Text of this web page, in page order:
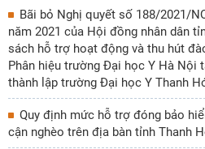
Bãi bỏ Nghị quyết số 188/2021/
năm 2021 của Hội đồng nhân dân
sách hỗ trợ hoạt động và thu hút
Phân hiệu trường Đại học Y Hà Nội
thành lập trường Đại học Y Thanh
Quy định mức hỗ trợ đóng bảo
cận nghèo trên địa bàn tỉnh Thanh